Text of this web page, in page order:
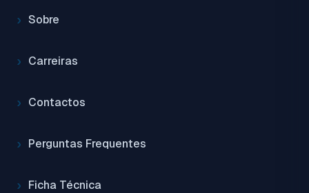
Sobre
Carreiras
Contactos
Perguntas Frequentes
Ficha Técnica